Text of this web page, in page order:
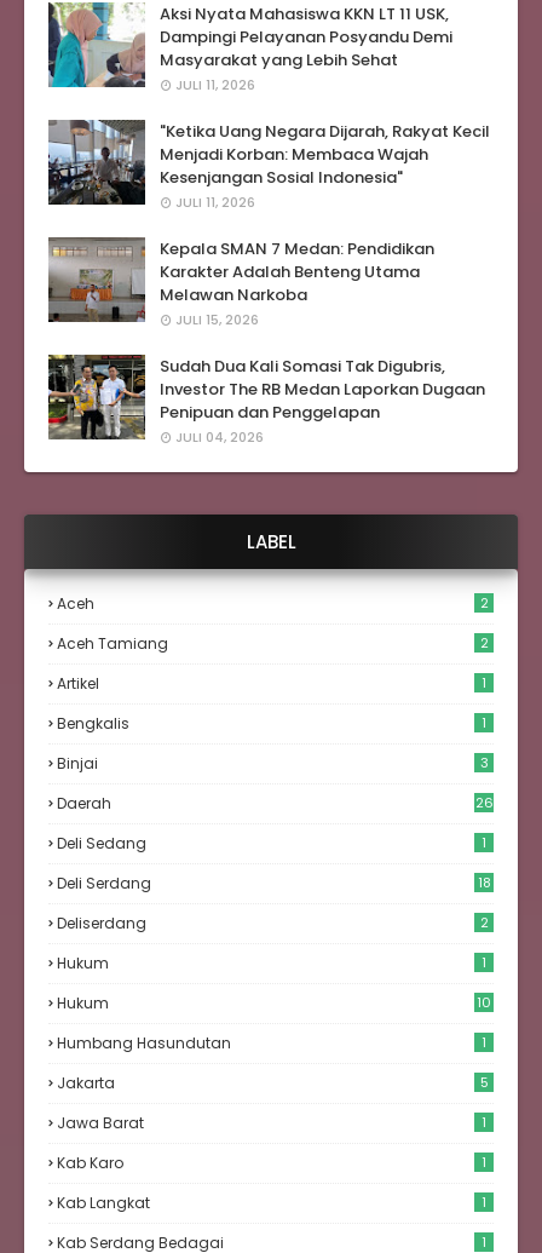
Aksi Nyata Mahasiswa KKN LT 11 USK,
Dampingi Pelayanan Posyandu Demi
Masyarakat yang Lebih Sehat
JULI 11, 2026
"Ketika Uang Negara Dijarah, Rakyat Kecil
Menjadi Korban: Membaca Wajah
Kesenjangan Sosial Indonesia"
JULI 11, 2026
Kepala SMAN 7 Medan: Pendidikan
Karakter Adalah Benteng Utama
Melawan Narkoba
JULI 15, 2026
Sudah Dua Kali Somasi Tak Digubris,
Investor The RB Medan Laporkan Dugaan
Penipuan dan Penggelapan
JULI 04, 2026
LABEL
Aceh 2
Aceh Tamiang 2
Artikel 1
Bengkalis 1
Binjai 3
Daerah 26
Deli Sedang 1
Deli Serdang 18
Deliserdang 2
Hukum 1
Hukum 10
Humbang Hasundutan 1
Jakarta 5
Jawa Barat 1
Kab Karo 1
Kab Langkat 1
Kab Serdang Bedagai 1